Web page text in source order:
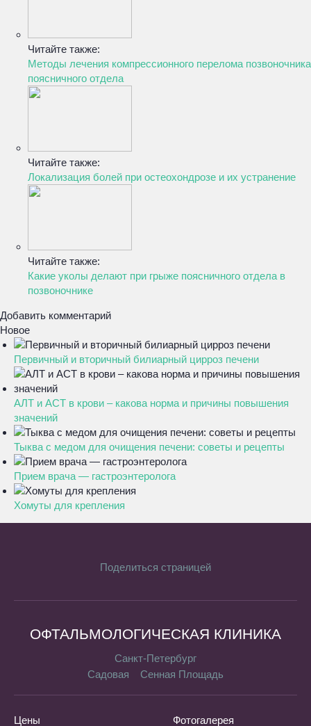
Читайте также:
Методы лечения компрессионного перелома позвоночника
поясничного отдела
Читайте также:
Локализация болей при остеохондрозе и их устранение
Читайте также:
Какие уколы делают при грыже поясничного отдела в
позвоночнике
Добавить комментарий
Новое
Первичный и вторичный билиарный цирроз печени
АЛТ и АСТ в крови – какова норма и причины повышения
значений
Тыква с медом для очищения печени: советы и рецепты
Прием врача — гастроэнтеролога
Хомуты для крепления
Поделиться страницей
ОФТАЛЬМОЛОГИЧЕСКАЯ КЛИНИКА
Санкт-Петербург
Садовая
Сенная Площадь
Цены Фотогалерея